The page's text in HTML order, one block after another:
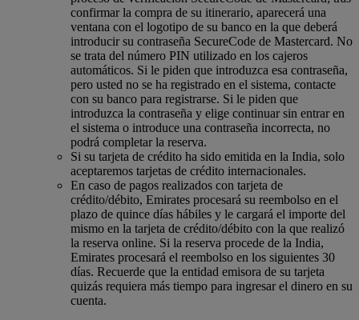
confirmar la compra de su itinerario, aparecerá una
ventana con el logotipo de su banco en la que deberá
introducir su contraseña SecureCode de Mastercard. No
se trata del número PIN utilizado en los cajeros
automáticos. Si le piden que introduzca esa contraseña,
pero usted no se ha registrado en el sistema, contacte
con su banco para registrarse. Si le piden que
introduzca la contraseña y elige continuar sin entrar en
el sistema o introduce una contraseña incorrecta, no
podrá completar la reserva.
Si su tarjeta de crédito ha sido emitida en la India, solo
aceptaremos tarjetas de crédito internacionales.
En caso de pagos realizados con tarjeta de
crédito/débito, Emirates procesará su reembolso en el
plazo de quince días hábiles y le cargará el importe del
mismo en la tarjeta de crédito/débito con la que realizó
la reserva online. Si la reserva procede de la India,
Emirates procesará el reembolso en los siguientes 30
días. Recuerde que la entidad emisora de su tarjeta
quizás requiera más tiempo para ingresar el dinero en su
cuenta.